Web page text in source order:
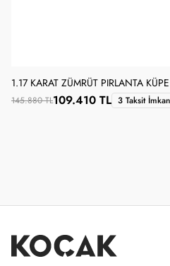
1.17 KARAT ZÜMRÜT PIRLANTA KÜPE
145.880 TL109.410 TL 3 Taksit